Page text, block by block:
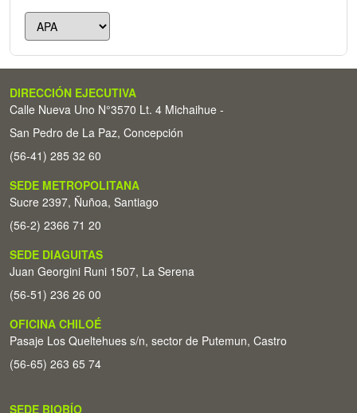
DIRECCIÓN EJECUTIVA
Calle Nueva Uno N°3570 Lt. 4 Michaihue -
San Pedro de La Paz, Concepción
(56-41) 285 32 60
SEDE METROPOLITANA
Sucre 2397, Ñuñoa, Santiago
(56-2) 2366 71 20
SEDE DIAGUITAS
Juan Georgini Runi 1507, La Serena
(56-51) 236 26 00
OFICINA CHILOÉ
Pasaje Los Queltehues s/n, sector de Putemun, Castro
(56-65) 263 65 74
SEDE BIOBÍO